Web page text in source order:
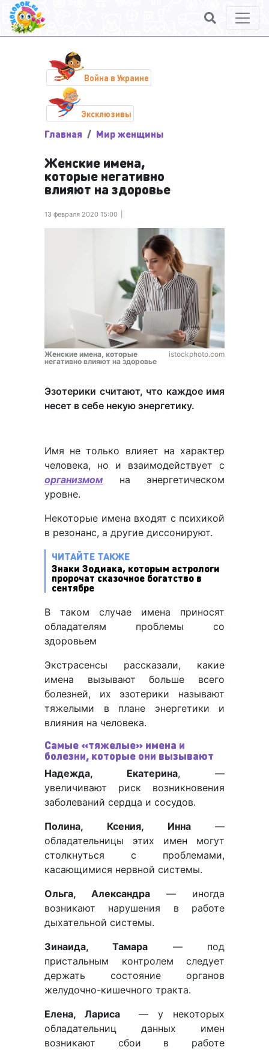
Война в Украине
Эксклюзивы
Главная Мир женщины
Женские имена,
которые негативно
влияют на здоровье
13 февраля 2020 15:00
Женские имена, которые
негативно влияют на здоровье
istockphoto.com
Эзотерики считают, что каждое имя
несет в себе некую энергетику.
Имя не только влияет на характер
человека, но и взаимодействует с
организмом на энергетическом
уровне.
Некоторые имена входят с психикой
в резонанс, а другие диссонируют.
ЧИТАЙТЕ ТАКЖЕ
Знаки Зодиака, которым астрологи
пророчат сказочное богатство в
сентябре
В таком случае имена приносят
обладателям проблемы со
здоровьем
Экстрасенсы рассказали, какие
имена вызывают больше всего
болезней, их эзотерики называют
тяжелыми в плане энергетики и
влияния на человека.
Самые «тяжелые» имена и
болезни, которые они вызывают
Надежда, Екатерина, —
увеличивают риск возникновения
заболеваний сердца и сосудов.
Полина, Ксения, Инна —
обладательницы этих имен могут
столкнуться с проблемами,
касающимися нервной системы.
Ольга, Александра — иногда
возникают нарушения в работе
дыхательной системы.
Зинаида, Тамара — под
пристальным контролем следует
держать состояние органов
желудочно-кишечного тракта.
Елена, Лариса — у некоторых
обладательниц данных имен
возникают сбои в работе